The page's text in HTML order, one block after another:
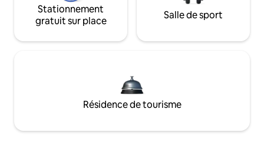
Stationnement
gratuit sur place
Salle de sport
Résidence de tourisme